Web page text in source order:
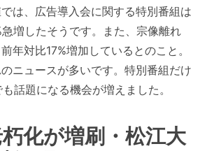
は、広告導入会に関する特別番組は
増したそうです。また、宗像離れ
年対比17%増加しているとのこと。
ニュースが多いです。特別番組だけ
話題になる機会が増えました。
化が増刷・松江大